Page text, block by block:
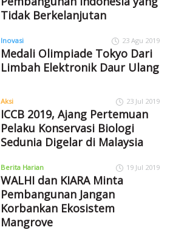
Tidak Berkelanjutan
Inovasi 23 Agu 2019
Medali Olimpiade Tokyo Dari
Limbah Elektronik Daur Ulang
Aksi 23 Jul 2019
ICCB 2019, Ajang Pertemuan
Pelaku Konservasi Biologi
Sedunia Digelar di Malaysia
Berita Harian 19 Jul 2019
WALHI dan KIARA Minta
Pembangunan Jangan
Korbankan Ekosistem
Mangrove